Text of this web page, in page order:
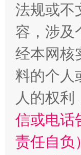
“蜀中异人
法规或不
容，涉及
经本网核
料的个人
人的权
信或电话
责任自负）